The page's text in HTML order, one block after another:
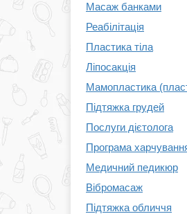
Масаж банками
Реабілітація
Пластика тіла
Ліпосакція
Мамопластика
Підтяжка грудей
Послуги дієтолога
Програма
Медичний педикюр
Вібромасаж
Підтяжка обличчя